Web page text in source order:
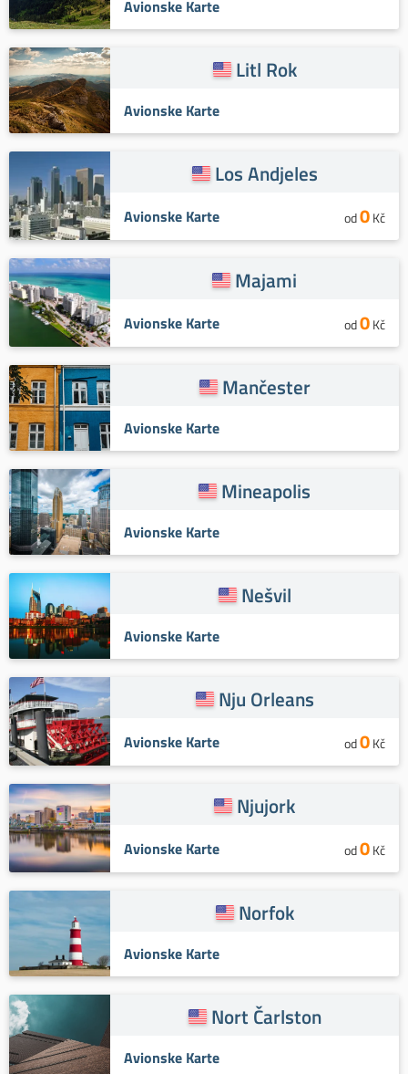
Avionske Karte
Litl Rok
Avionske Karte
Los Andjeles
Avionske Karte od0Kč
Majami
Avionske Karte od0Kč
Mančester
Avionske Karte
Mineapolis
Avionske Karte
Nešvil
Avionske Karte
Nju Orleans
Avionske Karte od0Kč
Njujork
Avionske Karte od0Kč
Norfok
Avionske Karte
Nort Čarlston
Avionske Karte